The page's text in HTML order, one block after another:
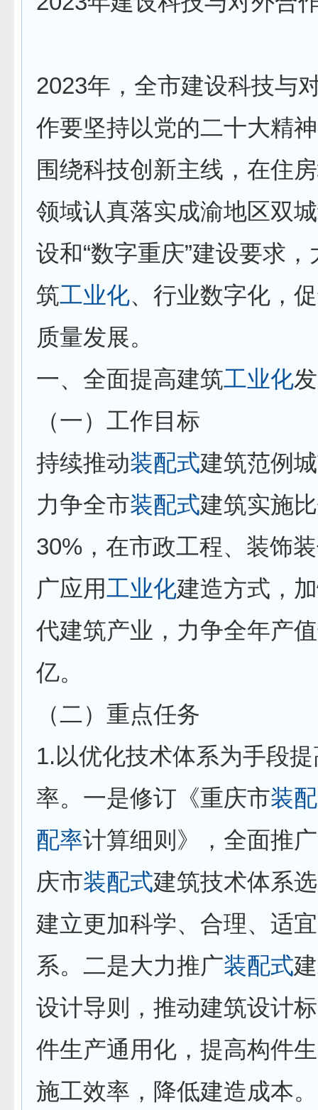
2023年，全市建设科技与
作要坚持以党的二十大精
围绕科技创新主线，在住
领域认真落实成渝地区双
设和“数字重庆”建设要求
筑工业化、行业数字化，
质量发展。
一、全面提高建筑工业化
（一）工作目标
持续推动装配式建筑范例
力争全市装配式建筑实施
30%，在市政工程、装饰
广应用工业化建造方式，
代建筑产业，力争全年产
亿。
（二）重点任务
1.以优化技术体系为手段
率。一是修订《重庆市装
配率计算细则》，全面推
庆市装配式建筑技术体系
建立更加科学、合理、适
系。二是大力推广装配式
设计导则，推动建筑设计
件生产通用化，提高构件
施工效率，降低建造成本。